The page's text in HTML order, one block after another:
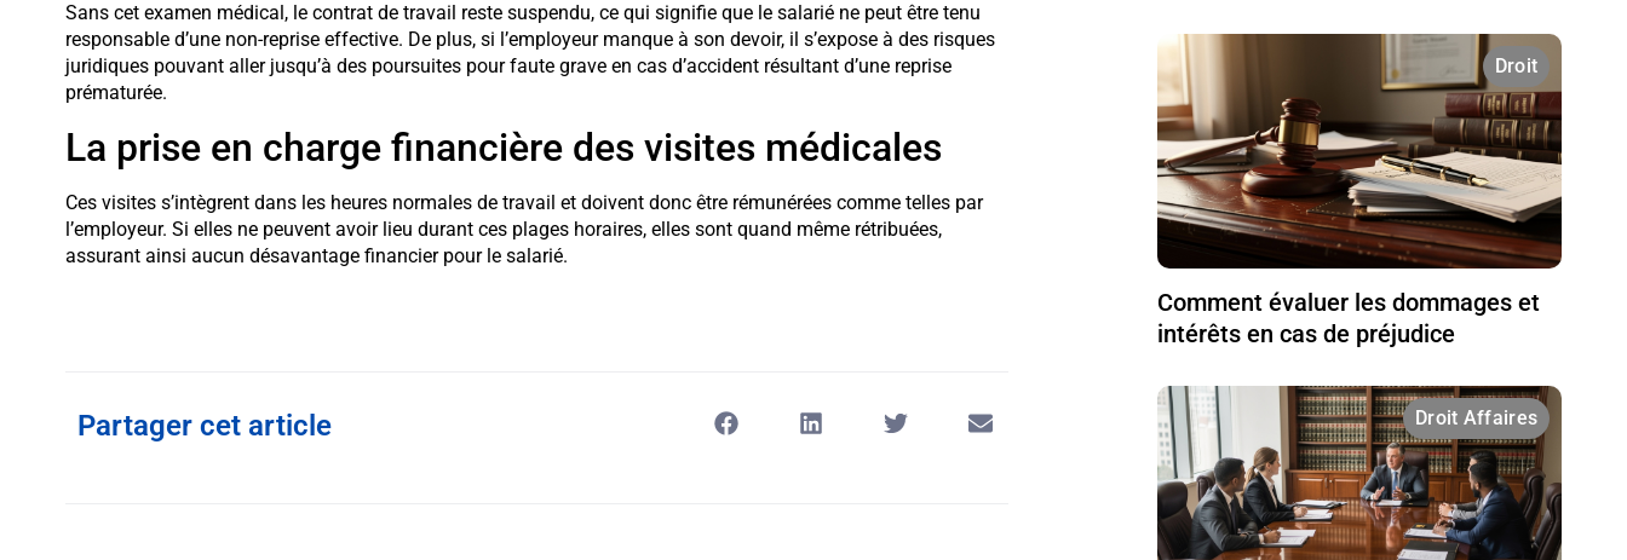
Sans cet examen médical, le contrat de travail reste suspendu, ce qui signifie que le salarié ne peut être tenu
responsable d’une non-reprise effective. De plus, si l’employeur manque à son devoir, il s’expose à des risques
juridiques pouvant aller jusqu’à des poursuites pour faute grave en cas d’accident résultant d’une reprise
prématurée.
La prise en charge financière des visites médicales
Ces visites s’intègrent dans les heures normales de travail et doivent donc être rémunérées comme telles par
l’employeur. Si elles ne peuvent avoir lieu durant ces plages horaires, elles sont quand même rétribuées,
assurant ainsi aucun désavantage financier pour le salarié.
Partager cet article
Droit
Comment évaluer les dommages et
intérêts en cas de préjudice
Droit Affaires